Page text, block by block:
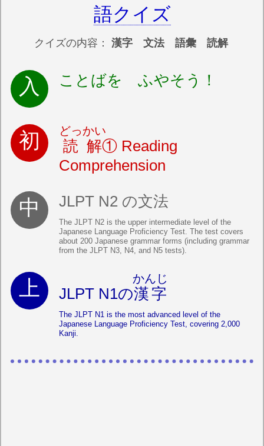
語クイズ
クイズの内容： 漢字 文法 語彙 読解
ことばを ふやそう！
読解
どっかい
① Reading
Comprehension
JLPT N2 の文法
The JLPT N2 is the upper intermediate level of the
Japanese Language Proficiency Test. The test covers
about 200 Japanese grammar forms (including grammar
from the JLPT N3, N4, and N5 tests).
JLPT N1の漢字
かんじ
The JLPT N1 is the most advanced level of the
Japanese Language Proficiency Test, covering 2,000
Kanji.